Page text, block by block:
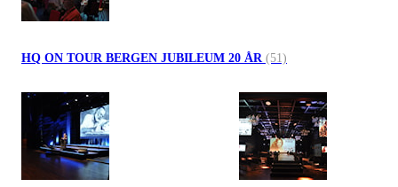
HQ ON TOUR BERGEN JUBILEUM 20 ÅR (51)